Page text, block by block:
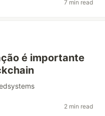
7 min read
é importante
2 min read